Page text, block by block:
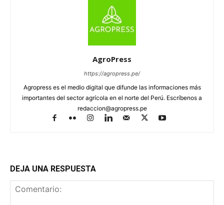
AgroPress
https://agropress.pe/
Agropress es el medio digital que difunde las informaciones más
importantes del sector agrícola en el norte del Perú. Escríbenos a
redaccion@agropress.pe
DEJA UNA RESPUESTA